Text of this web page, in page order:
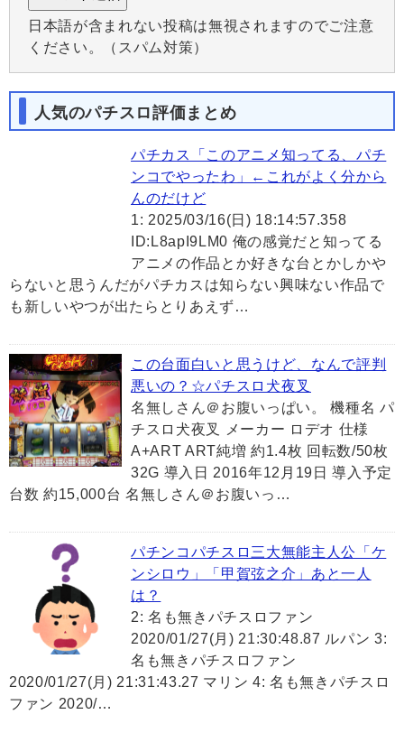
日本語が含まれない投稿は無視されますのでご注意
ください。（スパム対策）
人気のパチスロ評価まとめ
パチカス「このアニメ知ってる、パチ
ンコでやったわ」←これがよく分から
んのだけど
1: 2025/03/16(日) 18:14:57.358
ID:L8apI9LM0 俺の感覚だと知ってる
アニメの作品とか好きな台とかしかや
らないと思うんだがパチカスは知らない興味ない作品で
も新しいやつが出たらとりあえず…
この台面白いと思うけど、なんで評判
悪いの？☆パチスロ犬夜叉
名無しさん＠お腹いっぱい。 機種名 パ
チスロ犬夜叉 メーカー ロデオ 仕様
A+ART ART純増 約1.4枚 回転数/50枚
32G 導入日 2016年12月19日 導入予定
台数 約15,000台 名無しさん＠お腹いっ…
パチンコパチスロ三大無能主人公「ケ
ンシロウ」「甲賀弦之介」あと一人
は？
2: 名も無きパチスロファン
2020/01/27(月) 21:30:48.87 ルパン 3:
名も無きパチスロファン
2020/01/27(月) 21:31:43.27 マリン 4: 名も無きパチスロ
ファン 2020/…